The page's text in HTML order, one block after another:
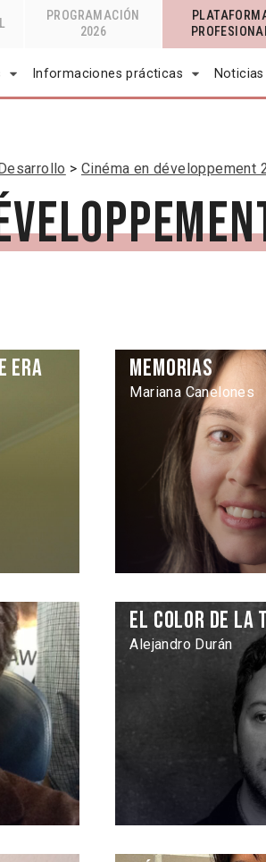
PROGRAMACIÓN
2026
Informaciones prácticas Noticias
Cinéma en développement
era
Memorias
Mariana Canelones
El color de la
Alejandro Durán